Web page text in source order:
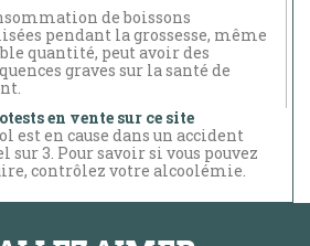
de boissons
pendant la grossesse, même
quantité, peut avoir des
graves sur la santé de
en vente sur ce site
est en cause dans un accident
sur 3. Pour savoir si vous pouvez
contrôlez votre alcoolémie.